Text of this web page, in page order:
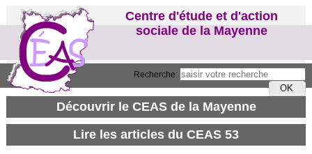
Recherche:
Centre d'étude et d'action
sociale de la Mayenne